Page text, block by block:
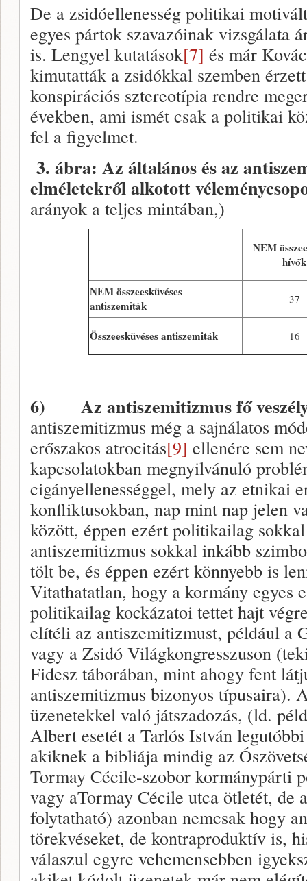
De a zsidóellenesség politikai
egyes pártok szavazóinak vizsgálata
is. Lengyel kutatások[7] és már
kimutatták a zsidókkal szemben
konspirációs sztereotípia rendre
években, ami ismét csak a politikai
fel a figyelmet.
3. ábra: Az általános és az
elméletekről alkotott
arányok a teljes mintában,)
NEM
hívők
NEM összeesküvéses
antiszemiták
37
Összeesküvéses antiszemiták 16
6) Az antiszemitizmus fő
antiszemitizmus még a sajnálatos
erőszakos atrocitás[9] ellenére sem
kapcsolatokban megnyilvánuló
cigányellenességgel, mely az etnikai
konfliktusokban, nap mint nap jelen
között, éppen ezért politikailag
antiszemitizmus sokkal inkább
tölt be, és éppen ezért könnyebb is
Vitathatatlan, hogy a kormány egyes
politikailag kockázatoi tettet hajt
elítéli az antiszemitizmust, például a
vagy a Zsidó Világkongresszuson
Fidesz táborában, mint ahogy fent
antiszemitizmus bizonyos típusaira).
üzenetekkel való játszadozás, (ld.
Albert esetét a Tarlós István
akiknek a bibliája mindig az
Tormay Cécile-szobor kormánypárti
vagy aTormay Cécile utca ötletét, de
folytatható) azonban nemcsak hogy
törekvéseket, de kontraproduktív is,
válaszul egyre vehemensebben